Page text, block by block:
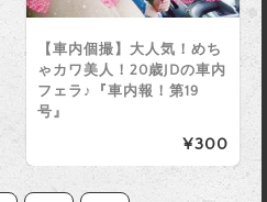
【車内個撮】大人気！めち
ゃカワ美人！20歳JDの車内
フェラ♪『車内報！第19
号』
¥300